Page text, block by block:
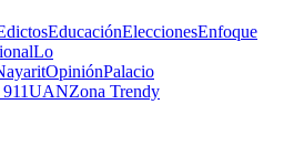
EducaciónEleccionesEnfoque
Lo
OpiniónPalacio
UANZona Trendy